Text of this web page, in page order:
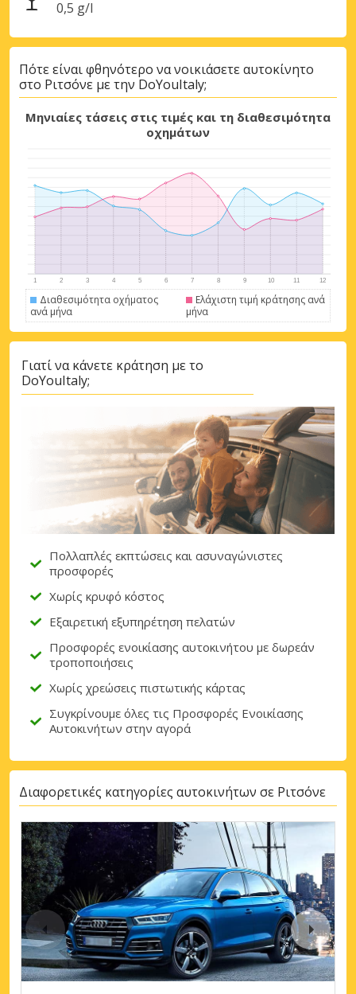
0,5 g/l
Πότε είναι φθηνότερο να νοικιάσετε αυτοκίνητο
στο Ριτσόνε με την DoYouItaly;
Μηνιαίες τάσεις στις τιμές και τη διαθεσιμότητα
οχημάτων
Διαθεσιμότητα οχήματος
ανά μήνα
Ελάχιστη τιμή κράτησης ανά
μήνα
Γιατί να κάνετε κράτηση με το
DoYouItaly;
Πολλαπλές εκπτώσεις και ασυναγώνιστες
προσφορές
Χωρίς κρυφό κόστος
Εξαιρετική εξυπηρέτηση πελατών
Προσφορές ενοικίασης αυτοκινήτου με δωρεάν
τροποποιήσεις
Χωρίς χρεώσεις πιστωτικής κάρτας
Συγκρίνουμε όλες τις Προσφορές Ενοικίασης
Αυτοκινήτων στην αγορά
Διαφορετικές κατηγορίες αυτοκινήτων σε Ριτσόνε
Μεγάλες εξοικονομήσεις
Αποκτήστε πρόσβαση σε αποκλειστικές
προσφορές συνεργατών